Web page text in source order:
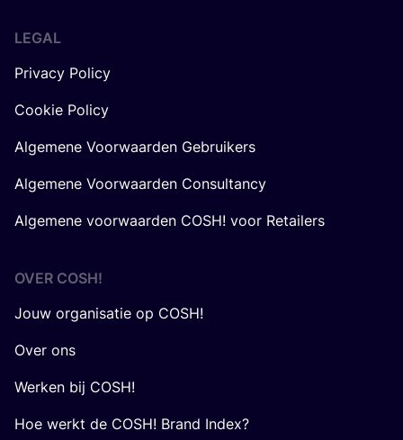
LEGAL
Privacy Policy
Cookie Policy
Algemene Voorwaarden Gebruikers
Algemene Voorwaarden Consultancy
Algemene voorwaarden COSH! voor Retailers
OVER COSH!
Jouw organisatie op COSH!
Over ons
Werken bij COSH!
Hoe werkt de COSH! Brand Index?